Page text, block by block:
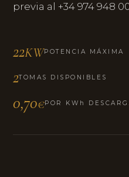
previa al +34 974 948
22KWPOTENCIA MÁXIMA
2TOMAS DISPONIBLES
0,70€POR KWh